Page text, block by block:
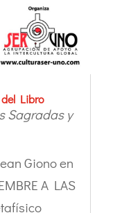
Libro
Sagradas y
Giono en
A LAS